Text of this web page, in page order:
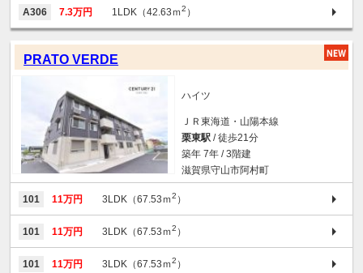
A306 7.3万円 1LDK（42.63ｍ2 ）
PRATO VERDE
ハイツ
ＪＲ東海道・山陽本線
栗東駅 / 徒歩21分
築年 7年 / 3階建
滋賀県守山市阿村町
101 11万円 3LDK（67.53ｍ2 ）
101 11万円 3LDK（67.53ｍ2 ）
101 11万円 3LDK（67.53ｍ2 ）